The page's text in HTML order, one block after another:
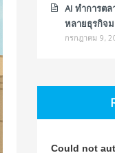
AI ทำการต
หลายธุรกิจ
กรกฎาคม 9,
Could not